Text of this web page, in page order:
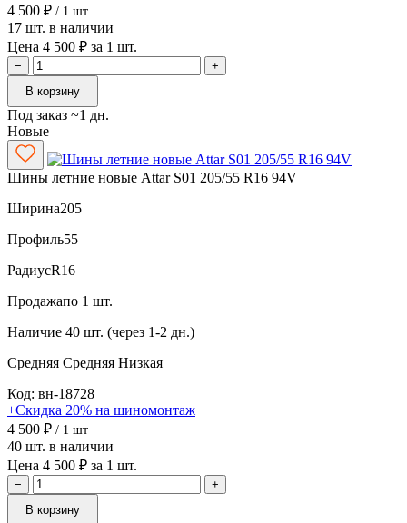
4 500 ₽ / 1 шт
17 шт. в наличии
Цена 4 500 ₽ за 1 шт.
−
+
В корзину
Под заказ ~1 дн.
Новые
Шины летние новые Attar S01 205/55 R16 94V
Ширина205
Профиль55
РадиусR16
Продажапо 1 шт.
Наличие 40 шт. (через 1-2 дн.)
Средняя Средняя Низкая
Код: вн-18728
+Скидка 20% на шиномонтаж
4 500 ₽ / 1 шт
40 шт. в наличии
Цена 4 500 ₽ за 1 шт.
−
+
В корзину